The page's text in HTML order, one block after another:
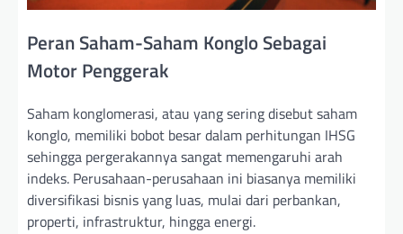
Peran Saham-Saham Konglo Sebagai
Motor Penggerak
Saham konglomerasi, atau yang sering disebut saham
konglo, memiliki bobot besar dalam perhitungan IHSG
sehingga pergerakannya sangat memengaruhi arah
indeks. Perusahaan-perusahaan ini biasanya memiliki
diversifikasi bisnis yang luas, mulai dari perbankan,
properti, infrastruktur, hingga energi.